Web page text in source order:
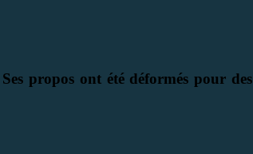
propos ont été déformés pour des